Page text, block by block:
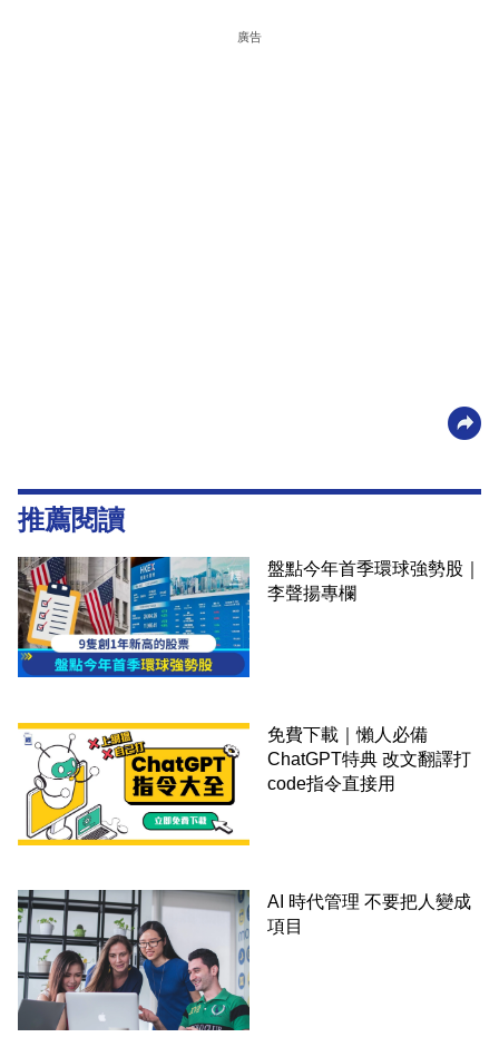
廣告
推薦閱讀
盤點今年首季環球強勢股｜
李聲揚專欄
免費下載｜懶人必備
ChatGPT特典 改文翻譯打
code指令直接用
AI 時代管理 不要把人變成
項目